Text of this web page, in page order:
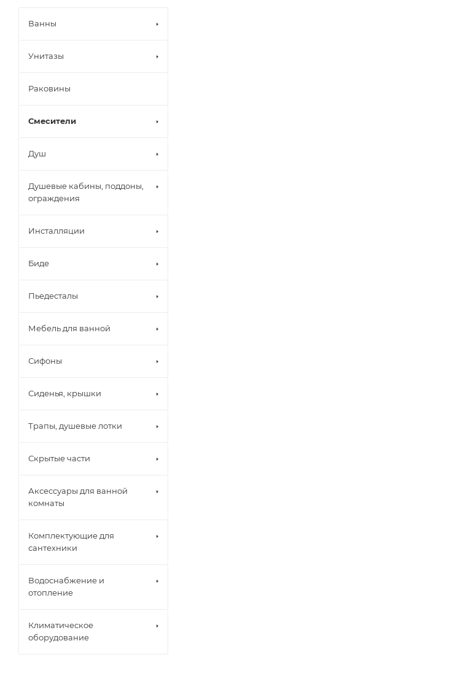
Ванны
Унитазы
Раковины
Смесители
Душ
Душевые кабины, поддоны,
ограждения
Инсталляции
Биде
Пьедесталы
Мебель для ванной
Сифоны
Сиденья, крышки
Трапы, душевые лотки
Скрытые части
Аксессуары для ванной
комнаты
Комплектующие для
сантехники
Водоснабжение и
отопление
Климатическое
оборудование